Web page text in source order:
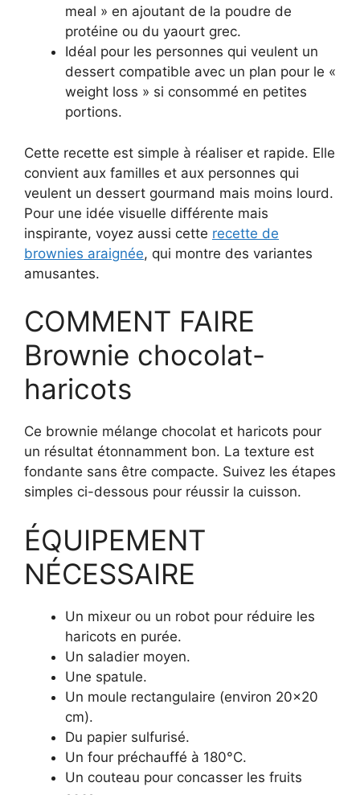
meal » en ajoutant de la poudre de
protéine ou du yaourt grec.
Idéal pour les personnes qui veulent un
dessert compatible avec un plan pour le «
weight loss » si consommé en petites
portions.
Cette recette est simple à réaliser et rapide. Elle
convient aux familles et aux personnes qui
veulent un dessert gourmand mais moins lourd.
Pour une idée visuelle différente mais
inspirante, voyez aussi cette recette de
brownies araignée, qui montre des variantes
amusantes.
COMMENT FAIRE
Brownie chocolat-
haricots
Ce brownie mélange chocolat et haricots pour
un résultat étonnamment bon. La texture est
fondante sans être compacte. Suivez les étapes
simples ci-dessous pour réussir la cuisson.
ÉQUIPEMENT
NÉCESSAIRE
Un mixeur ou un robot pour réduire les
haricots en purée.
Un saladier moyen.
Une spatule.
Un moule rectangulaire (environ 20×20
cm).
Du papier sulfurisé.
Un four préchauffé à 180°C.
Un couteau pour concasser les fruits